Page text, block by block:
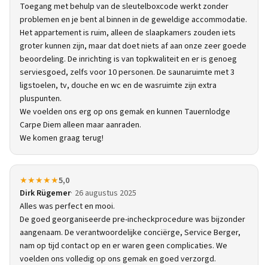
Toegang met behulp van de sleutelboxcode werkt zonder
problemen en je bent al binnen in de geweldige accommodatie.
Het appartement is ruim, alleen de slaapkamers zouden iets
groter kunnen zijn, maar dat doet niets af aan onze zeer goede
beoordeling. De inrichting is van topkwaliteit en er is genoeg
serviesgoed, zelfs voor 10 personen. De saunaruimte met 3
ligstoelen, tv, douche en wc en de wasruimte zijn extra
pluspunten.
We voelden ons erg op ons gemak en kunnen Tauernlodge
Carpe Diem alleen maar aanraden.
We komen graag terug!
★★★★★5,0
Dirk Rügemer 26 augustus 2025
Alles was perfect en mooi.
De goed georganiseerde pre-incheckprocedure was bijzonder
aangenaam. De verantwoordelijke conciërge, Service Berger,
nam op tijd contact op en er waren geen complicaties. We
voelden ons volledig op ons gemak en goed verzorgd.